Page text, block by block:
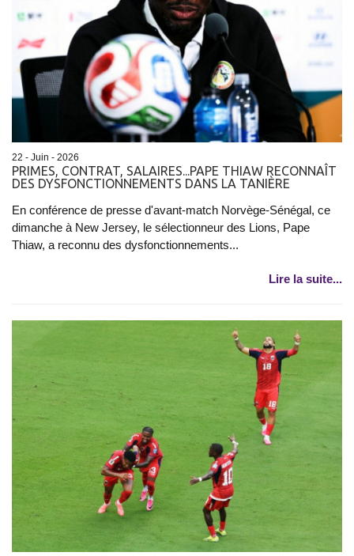
22 - Juin - 2026
PRIMES, CONTRAT, SALAIRES...PAPE THIAW RECONNAÎT
DES DYSFONCTIONNEMENTS DANS LA TANIÈRE
En conférence de presse d'avant-match Norvège-Sénégal, ce
dimanche à New Jersey, le sélectionneur des Lions, Pape
Thiaw, a reconnu des dysfonctionnements...
Lire la suite...